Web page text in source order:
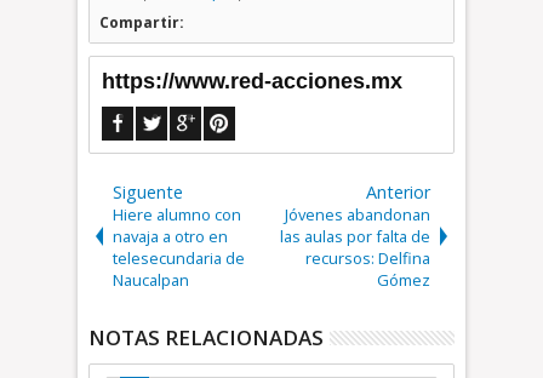
Compartir:
https://www.red-acciones.mx
Siguente
Hiere alumno con
navaja a otro en
telesecundaria de
Naucalpan
Anterior
Jóvenes abandonan
las aulas por falta de
recursos: Delfina
Gómez
NOTAS RELACIONADAS